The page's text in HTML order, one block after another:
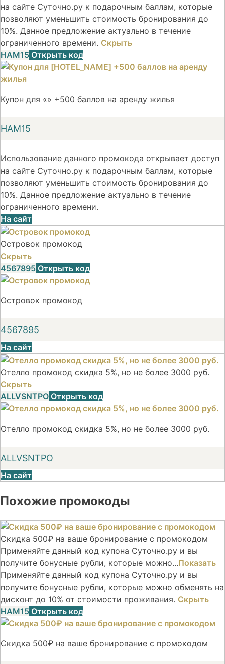
на сайте Суточно.ру к подарочным баллам, которые
позволяют уменьшить стоимость бронирования до
10%. Данное предложение актуально в течение
ограниченного времени. Скрыть
НАМ15 Открыть код
Купон для «» +500 баллов на аренду жилья
НАМ15
Использование данного промокода открывает доступ
на сайте Суточно.ру к подарочным баллам, которые
позволяют уменьшить стоимость бронирования до
10%. Данное предложение актуально в течение
ограниченного времени.
На сайт
Островок промокод
Скрыть
4567895 Открыть код
Островок промокод
4567895
На сайт
Отелло промокод скидка 5%, но не более 3000 руб.
Скрыть
ALLVSNTPO Открыть код
Отелло промокод скидка 5%, но не более 3000 руб.
ALLVSNTPO
На сайт
Похожие промокоды
Скидка 500₽ на ваше бронирование с промокодом
Применяйте данный код купона Суточно.ру и вы
получите бонусные рубли, которые можно...Показать
Применяйте данный код купона Суточно.ру и вы
получите бонусные рубли, которые можно обменять на
дисконт до 10% от стоимости проживания. Скрыть
НАМ15 Открыть код
Скидка 500₽ на ваше бронирование с промокодом